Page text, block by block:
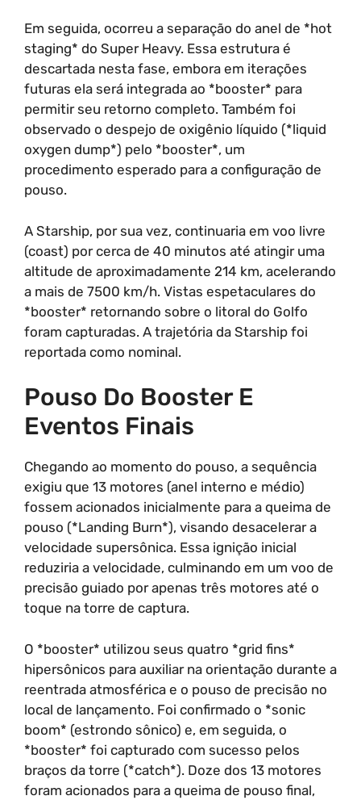
Em seguida, ocorreu a separação do anel de *hot
staging* do Super Heavy. Essa estrutura é
descartada nesta fase, embora em iterações
futuras ela será integrada ao *booster* para
permitir seu retorno completo. Também foi
observado o despejo de oxigênio líquido (*liquid
oxygen dump*) pelo *booster*, um
procedimento esperado para a configuração de
pouso.
A Starship, por sua vez, continuaria em voo livre
(coast) por cerca de 40 minutos até atingir uma
altitude de aproximadamente 214 km, acelerando
a mais de 7500 km/h. Vistas espetaculares do
*booster* retornando sobre o litoral do Golfo
foram capturadas. A trajetória da Starship foi
reportada como nominal.
Pouso Do Booster E
Eventos Finais
Chegando ao momento do pouso, a sequência
exigiu que 13 motores (anel interno e médio)
fossem acionados inicialmente para a queima de
pouso (*Landing Burn*), visando desacelerar a
velocidade supersônica. Essa ignição inicial
reduziria a velocidade, culminando em um voo de
precisão guiado por apenas três motores até o
toque na torre de captura.
O *booster* utilizou seus quatro *grid fins*
hipersônicos para auxiliar na orientação durante a
reentrada atmosférica e o pouso de precisão no
local de lançamento. Foi confirmado o *sonic
boom* (estrondo sônico) e, em seguida, o
*booster* foi capturado com sucesso pelos
braços da torre (*catch*). Doze dos 13 motores
foram acionados para a queima de pouso final,